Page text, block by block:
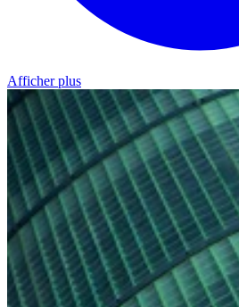
Afficher plus